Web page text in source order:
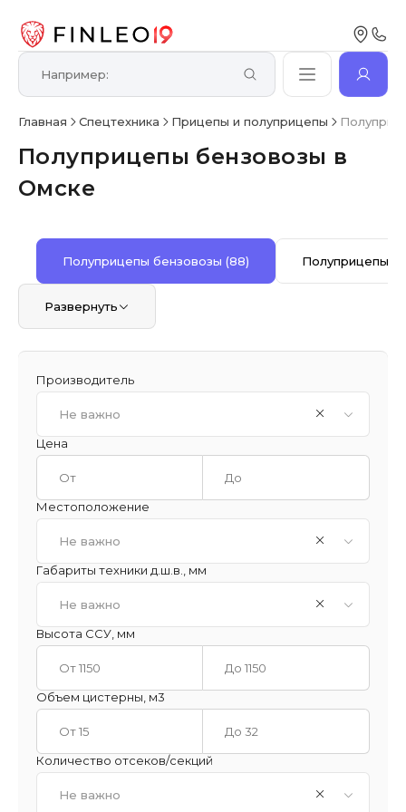
Главная Спецтехника Прицепы и полуприцепы
Полуприцепы бензовозы в
Омске
Полуприцепы бензовозы(88) Полуприцепы
Развернуть
Производитель
Не важно
Цена
Местоположение
Не важно
Габариты техники д.ш.в., мм
Не важно
Высота ССУ, мм
Объем цистерны, м3
Количество отсеков/секций
Не важно